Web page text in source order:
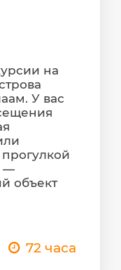
на
У вас
—
объект
72 часа